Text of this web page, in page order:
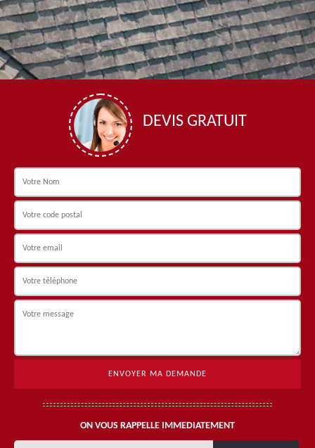
DEVIS GRATUIT
ON VOUS RAPPELLE IMMEDIATEMENT